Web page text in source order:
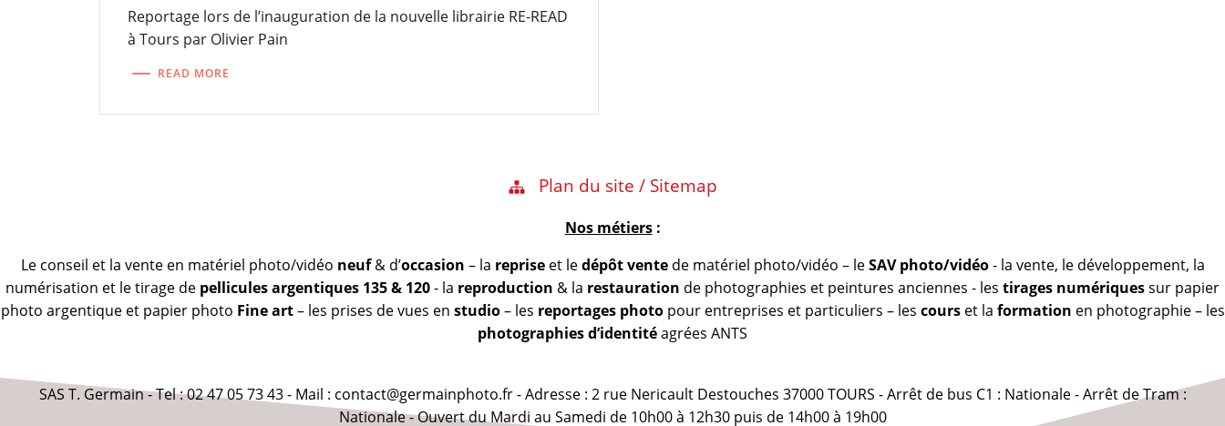
Reportage lors de l’inauguration de la nouvelle librairie RE-READ
à Tours par Olivier Pain
READ MORE
Plan du site / Sitemap
Nos métiers:
Le conseil et la vente en matériel photo/vidéo neuf& d’occasion – la repriseet ledépôt ventede matériel photo/vidéo – leSAV photo/vidéo- la vente, le développement, la
numérisation et le tirage de pellicules argentiques 135 & 120- la reproduction & la restauration de photographies et peintures anciennes - les tirages numériquessur papier
photo argentique et papier photo Fine art– les prises de vues en studio– les reportages photopour entreprises et particuliers – les courset la formation en photographie – les
photographies d’identitéagrées ANTS
SAS T. Germain - Tel : 02 47 05 73 43 - Mail : contact@germainphoto.fr - Adresse : 2 rue Nericault Destouches 37000 TOURS - Arrêt de bus C1 : Nationale - Arrêt de Tram :
Nationale - Ouvert du Mardi au Samedi de 10h00 à 12h30 puis de 14h00 à 19h00